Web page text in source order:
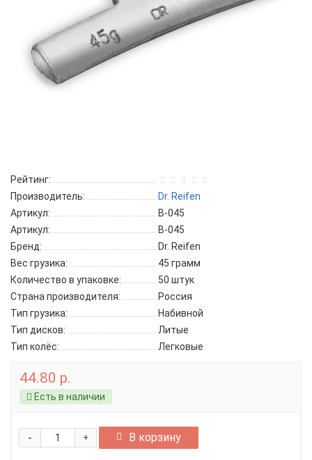
Рейтинг:
Производитель:
Dr. Reifen
Артикул:
B-045
Артикул:
B-045
Бренд:
Dr. Reifen
Вес грузика:
45 грамм
Количество в упаковке:
50 штук
Страна производителя:
Россия
Тип грузика:
Набивной
Тип дисков:
Литые
Тип колёс:
Легковые
44.80 р.
Есть в наличии
+
- В корзину